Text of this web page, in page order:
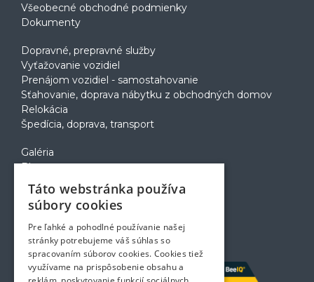
Všeobecné obchodné podmienky
Dokumenty
Dopravné, prepravné služby
Vyťažovanie vozidiel
Prenájom vozidiel - samostahovanie
Sťahovanie, doprava nábytku z obchodných domov
Relokácia
Špedícia, doprava, transport
Galéria
Blog
Voľné pozície
Zapožičanie krabíc
Rady a tipy pri sťahovaní
Prepravný poriadok
Kontakt
Táto webstránka používa
súbory cookies
Pre ľahké a pohodlné používanie našej
stránky potrebujeme váš súhlas so
spracovaním súborov cookies. Cookies tiež
využívame na prispôsobenie obsahu a